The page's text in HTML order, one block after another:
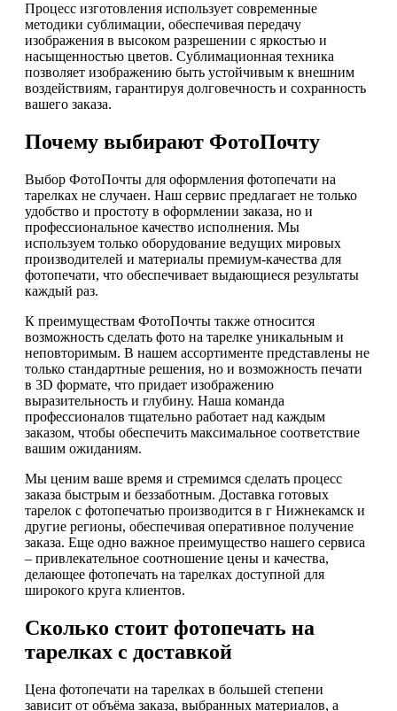
Процесс изготовления использует современные
методики сублимации, обеспечивая передачу
изображения в высоком разрешении с яркостью и
насыщенностью цветов. Сублимационная техника
позволяет изображению быть устойчивым к внешним
воздействиям, гарантируя долговечность и сохранность
вашего заказа.
Почему выбирают ФотоПочту
Выбор ФотоПочты для оформления фотопечати на
тарелках не случаен. Наш сервис предлагает не только
удобство и простоту в оформлении заказа, но и
профессиональное качество исполнения. Мы
используем только оборудование ведущих мировых
производителей и материалы премиум-качества для
фотопечати, что обеспечивает выдающиеся результаты
каждый раз.
К преимуществам ФотоПочты также относится
возможность сделать фото на тарелке уникальным и
неповторимым. В нашем ассортименте представлены не
только стандартные решения, но и возможность печати
в 3D формате, что придает изображению
выразительность и глубину. Наша команда
профессионалов тщательно работает над каждым
заказом, чтобы обеспечить максимальное соответствие
вашим ожиданиям.
Мы ценим ваше время и стремимся сделать процесс
заказа быстрым и беззаботным. Доставка готовых
тарелок с фотопечатью производится в г Нижнекамск и
другие регионы, обеспечивая оперативное получение
заказа. Еще одно важное преимущество нашего сервиса
– привлекательное соотношение цены и качества,
делающее фотопечать на тарелках доступной для
широкого круга клиентов.
Сколько стоит фотопечать на
тарелках с доставкой
Цена фотопечати на тарелках в большей степени
зависит от объёма заказа, выбранных материалов, а